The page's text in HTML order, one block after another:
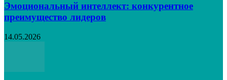
Эмоциональный интеллект: конкурентное
преимущество лидеров
14.05.2026